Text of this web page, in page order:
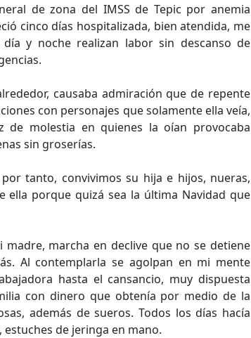
de zona del IMSS de Tepic por anemia
cinco días hospitalizada, bien atendida, me
y noche realizan labor sin descanso de
causaba admiración que de repente
con personajes que solamente ella veía,
de molestia en quienes la oían provocaba
sin groserías.
tanto, convivimos su hija e hijos, nueras,
ella porque quizá sea la última Navidad que
marcha en declive que no se detiene
Al contemplarla se agolpan en mi mente
hasta el cansancio, muy dispuesta
con dinero que obtenía por medio de la
además de sueros. Todos los días hacía
de jeringa en mano.